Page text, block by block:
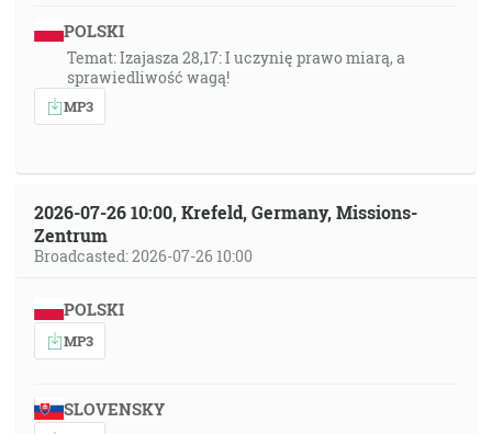
POLSKI
Temat: Izajasza 28,17: I uczynię prawo miarą, a
sprawiedliwość wagą!
MP3
2026-07-26 10:00, Krefeld, Germany, Missions-
Zentrum
Broadcasted: 2026-07-26 10:00
POLSKI
MP3
SLOVENSKY